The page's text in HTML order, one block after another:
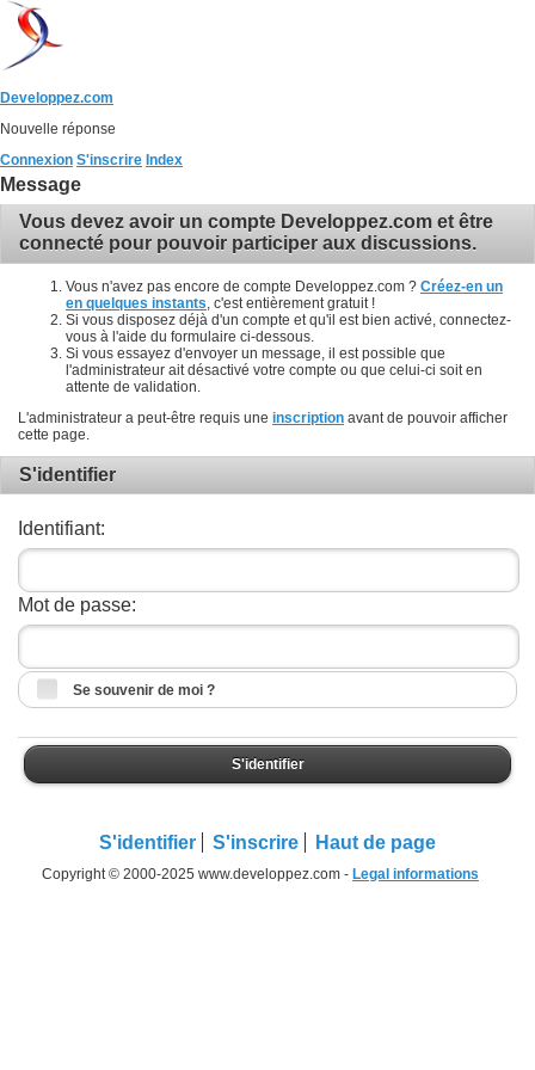
Developpez.com
Nouvelle réponse
Connexion S'inscrire Index
Message
Vous devez avoir un compte Developpez.com et être
connecté pour pouvoir participer aux discussions.
Vous n'avez pas encore de compte Developpez.com ? Créez-en un
en quelques instants , c'est entièrement gratuit !
Si vous disposez déjà d'un compte et qu'il est bien activé, connectez-
vous à l'aide du formulaire ci-dessous.
Si vous essayez d'envoyer un message, il est possible que
l'administrateur ait désactivé votre compte ou que celui-ci soit en
attente de validation.
L'administrateur a peut-être requis une inscription avant de pouvoir afficher
cette page.
S'identifier
Identifiant:
Mot de passe:
Se souvenir de moi ?
S'identifier
S'identifier S'inscrire Haut de page
Copyright © 2000-2025 www.developpez.com - Legal informations